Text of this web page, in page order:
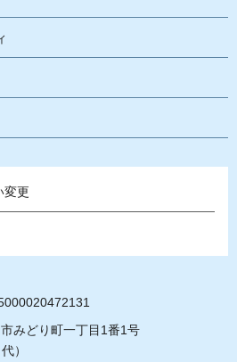
変更
みどり町一丁目1番1号
）